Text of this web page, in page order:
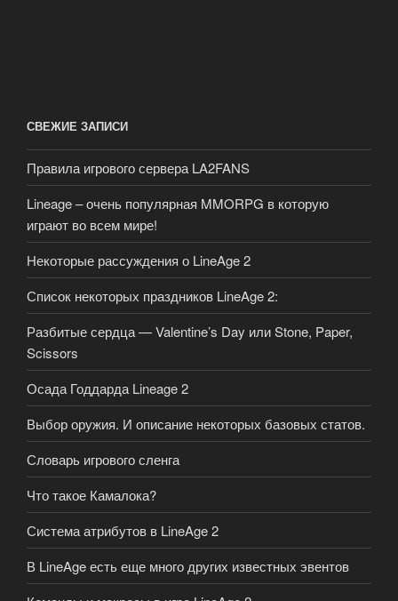
СВЕЖИЕ ЗАПИСИ
Правила игрового сервера LA2FANS
Lineage – очень популярная MMORPG в которую
играют во всем мире!
Некоторые рассуждения о LineAge 2
Список некоторых праздников LineAge 2:
Разбитые сердца — Valentine’s Day или Stone, Paper,
Scissors
Осада Годдарда Lineage 2
Выбор оружия. И описание некоторых базовых статов.
Словарь игрового сленга
Что такое Камалока?
Система атрибутов в LineAge 2
В LineAge есть еще много других известных эвентов